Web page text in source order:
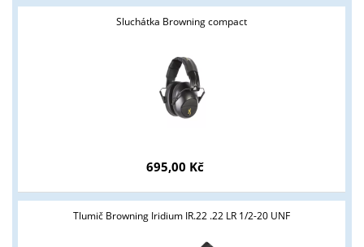
Sluchátka Browning compact
695,00 Kč
Tlumič Browning Iridium IR.22 .22 LR 1/2-20 UNF